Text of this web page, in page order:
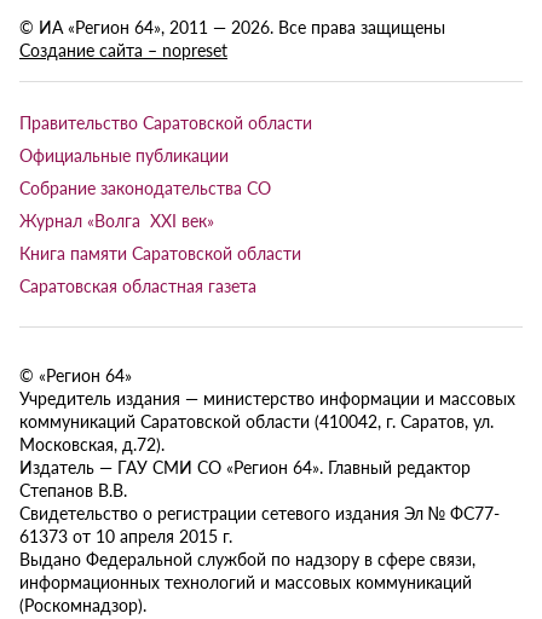
© ИА «Регион 64», 2011 — 2026. Все права защищены
Создание сайта – nopreset
Правительство Саратовской области
Официальные публикации
Собрание законодательства СО
Журнал «Волга XXI век»
Книга памяти Саратовской области
Саратовская областная газета
© «Регион 64»
Учредитель издания — министерство информации и массовых
коммуникаций Саратовской области (410042, г. Саратов, ул.
Московская, д.72).
Издатель — ГАУ СМИ СО «Регион 64». Главный редактор
Степанов В.В.
Свидетельство о регистрации сетевого издания Эл № ФС77-
61373 от 10 апреля 2015 г.
Выдано Федеральной службой по надзору в сфере связи,
информационных технологий и массовых коммуникаций
(Роскомнадзор).